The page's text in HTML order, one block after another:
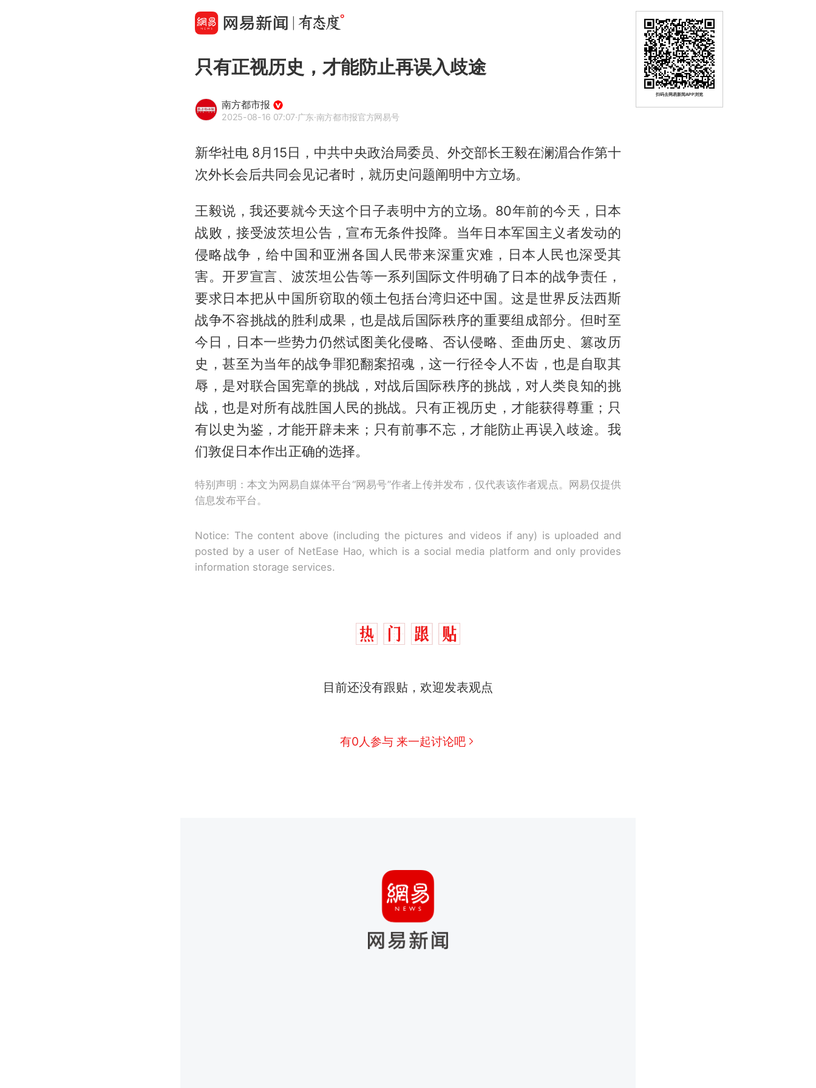
只有正视历史，才能防止再误入歧途
南方都市报
2025-08-16 07:07·广东·南方都市报官方网易号
新华社电 8月15日，中共中央政治局委员、外交部长王毅在澜湄合作第十
次外长会后共同会见记者时，就历史问题阐明中方立场。
王毅说，我还要就今天这个日子表明中方的立场。80年前的今天，日本
战败，接受波茨坦公告，宣布无条件投降。当年日本军国主义者发动的
侵略战争，给中国和亚洲各国人民带来深重灾难，日本人民也深受其
害。开罗宣言、波茨坦公告等一系列国际文件明确了日本的战争责任，
要求日本把从中国所窃取的领土包括台湾归还中国。这是世界反法西斯
战争不容挑战的胜利成果，也是战后国际秩序的重要组成部分。但时至
今日，日本一些势力仍然试图美化侵略、否认侵略、歪曲历史、篡改历
史，甚至为当年的战争罪犯翻案招魂，这一行径令人不齿，也是自取其
辱，是对联合国宪章的挑战，对战后国际秩序的挑战，对人类良知的挑
战，也是对所有战胜国人民的挑战。只有正视历史，才能获得尊重；只
有以史为鉴，才能开辟未来；只有前事不忘，才能防止再误入歧途。我
们敦促日本作出正确的选择。
特别声明：本文为网易自媒体平台“网易号”作者上传并发布，仅代表该作者观点。网易仅提供
信息发布平台。
Notice: The content above (including the pictures and videos if any) is uploaded and
posted by a user of NetEase Hao, which is a social media platform and only provides
information storage services.
目前还没有跟贴，欢迎发表观点
有0人参与 来一起讨论吧
扫码去网易新闻APP浏览